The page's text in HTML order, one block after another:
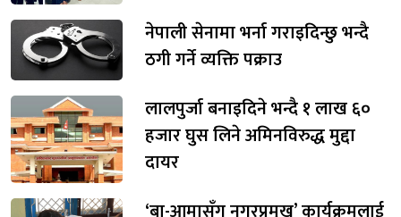
नेपाली सेनामा भर्ना गराइदिन्छु भन्दै
ठगी गर्ने व्यक्ति पक्राउ
लालपुर्जा बनाइदिने भन्दै १ लाख ६०
हजार घुस लिने अमिनविरुद्ध मुद्दा
दायर